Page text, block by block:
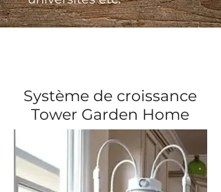
Système de croissance
Tower Garden Home